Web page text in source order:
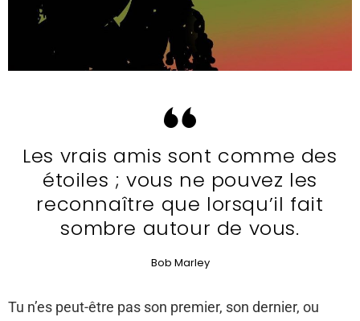
Les vrais amis sont comme des
étoiles ; vous ne pouvez les
reconnaître que lorsqu’il fait
sombre autour de vous.
Bob Marley
Tu n’es peut-être pas son premier, son dernier, ou